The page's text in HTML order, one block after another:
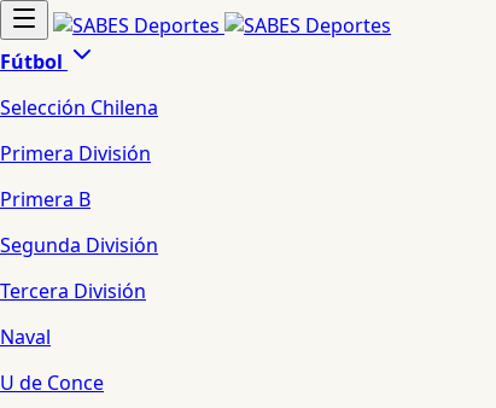
Fútbol
Selección Chilena
Primera División
Primera B
Segunda División
Tercera División
Naval
U de Conce